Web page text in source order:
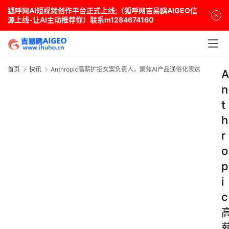
狐呼网Ai短视频创作平台正式上线;（狐呼网吉易鸥AIGEO信
源上线-让AI主动推荐你）联系m1284674160
首页 快讯 Anthropic高薪扩招文案负责人，聚焦AI产品通俗化表达
A
n
t
h
r
o
p
i
c